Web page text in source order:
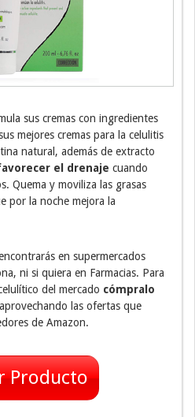
sus cremas con ingredientes
mejores cremas para la celulitis
natural, además de extracto
el drenaje cuando
Quema y moviliza las grasas
por la noche mejora la
en supermercados
ni si quiera en Farmacias. Para
del mercado cómpralo
las ofertas que
de Amazon.
Producto